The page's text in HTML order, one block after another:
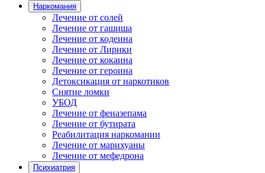
Наркомания
Лечение от солей
Лечение от гашиша
Лечение от кодеина
Лечение от Лирики
Лечение от кокаина
Лечение от героина
Детоксикация от наркотиков
Снятие ломки
УБОД
Лечение от феназепама
Лечение от бутирата
Реабилитация наркомании
Лечение от марихуаны
Лечение от мефедрона
Психиатрия